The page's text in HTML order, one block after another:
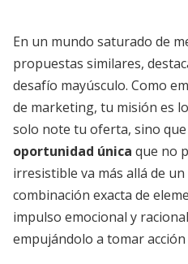
En un mundo saturado de
propuestas similares,
desafío mayúsculo. Como
de marketing, tu misión es
solo note tu oferta, sino que
oportunidad única que no
irresistible va más allá de
combinación exacta de
impulso emocional y
empujándolo a tomar